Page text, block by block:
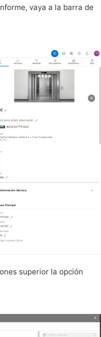
vaya a la barra de
superior la opción